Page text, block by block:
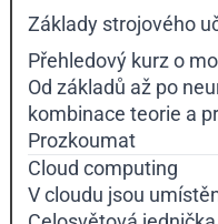
Základy strojového
Přehledový kurz o
Od základů až po
kombinace teorie a
Prozkoumat
Cloud computing
V cloudu jsou